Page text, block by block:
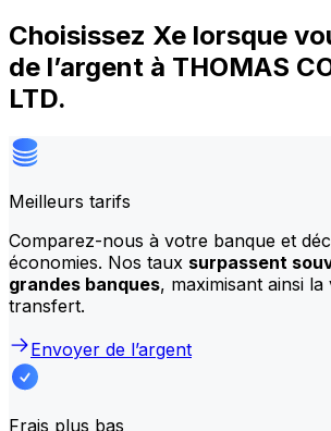
Choisissez Xe lorsque
de l’argent à THOMAS
LTD.
Meilleurs tarifs
Comparez-nous à votre banque et
économies. Nos taux surpassent
grandes banques, maximisant ainsi
transfert.
Envoyer de l’argent
Frais plus bas